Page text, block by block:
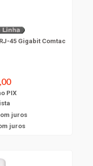
45 Gigabit Comtac
PIX
juros
juros